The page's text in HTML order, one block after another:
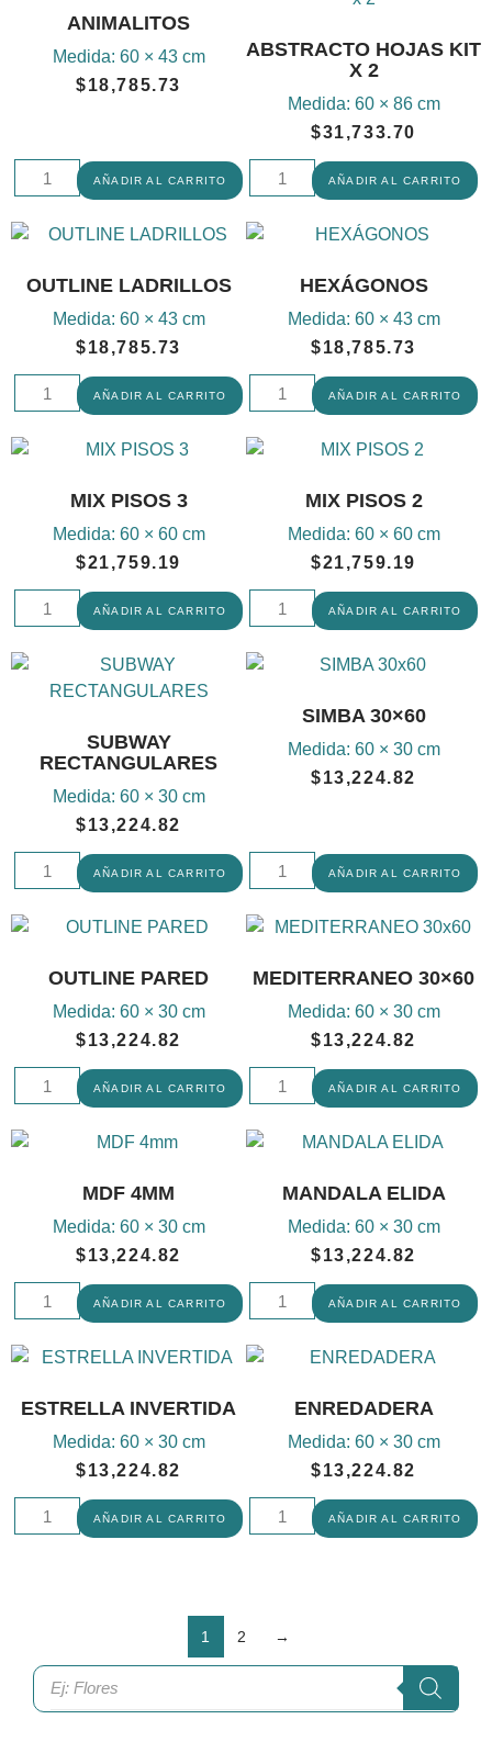
ANIMALITOS
Medida: 60 × 43 cm
$18,785.73
AÑADIR AL CARRITO
ABSTRACTO HOJAS KIT
X 2
Medida: 60 × 86 cm
$31,733.70
AÑADIR AL CARRITO
OUTLINE LADRILLOS
Medida: 60 × 43 cm
$18,785.73
AÑADIR AL CARRITO
HEXÁGONOS
Medida: 60 × 43 cm
$18,785.73
AÑADIR AL CARRITO
MIX PISOS 3
Medida: 60 × 60 cm
$21,759.19
AÑADIR AL CARRITO
MIX PISOS 2
Medida: 60 × 60 cm
$21,759.19
AÑADIR AL CARRITO
SUBWAY
RECTANGULARES
Medida: 60 × 30 cm
$13,224.82
AÑADIR AL CARRITO
SIMBA 30×60
Medida: 60 × 30 cm
$13,224.82
AÑADIR AL CARRITO
OUTLINE PARED
Medida: 60 × 30 cm
$13,224.82
AÑADIR AL CARRITO
MEDITERRANEO 30×60
Medida: 60 × 30 cm
$13,224.82
AÑADIR AL CARRITO
MDF 4MM
Medida: 60 × 30 cm
$13,224.82
AÑADIR AL CARRITO
MANDALA ELIDA
Medida: 60 × 30 cm
$13,224.82
AÑADIR AL CARRITO
ESTRELLA INVERTIDA
Medida: 60 × 30 cm
$13,224.82
AÑADIR AL CARRITO
ENREDADERA
Medida: 60 × 30 cm
$13,224.82
AÑADIR AL CARRITO
1 2 →